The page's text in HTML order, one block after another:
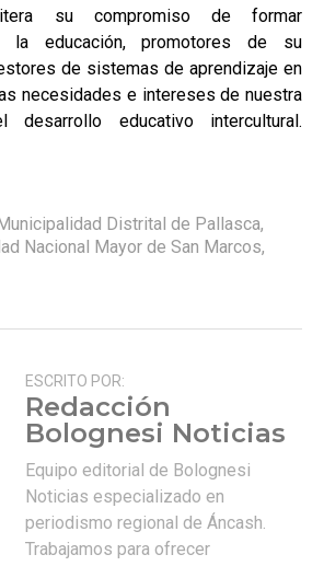
su compromiso de formar
la educación, promotores de su
de sistemas de aprendizaje en
necesidades e intereses de nuestra
desarrollo educativo intercultural.
Distrital de Pallasca,
Nacional Mayor de San Marcos,
ESCRITO POR:
Redacción
Bolognesi Noticias
Equipo editorial de Bolognesi
Noticias especializado en
periodismo regional de Áncash.
Trabajamos para ofrecer